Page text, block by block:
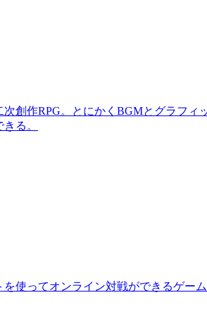
創作RPG。とにかくBGMとグラフ
る。
使ってオンライン対戦ができるゲ